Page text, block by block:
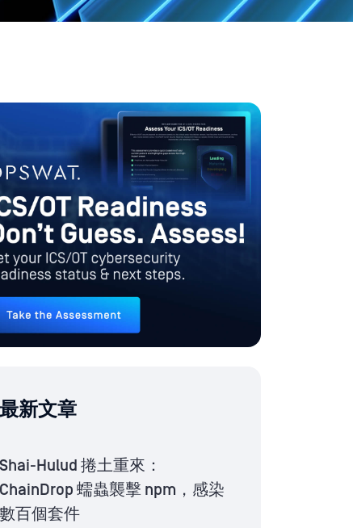
最新文章
Shai-Hulud 捲土重來：
ChainDrop 蠕蟲襲擊 npm，感染
數百個套件